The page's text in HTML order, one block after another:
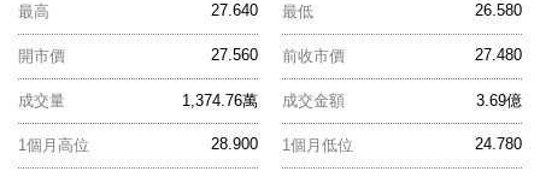
27.640
最高 26.580
最低
27.560
開市價 27.480
前收市價
1,374.76萬
成交量 3.69億
成交金額
28.900
1個月高位 24.780
1個月低位